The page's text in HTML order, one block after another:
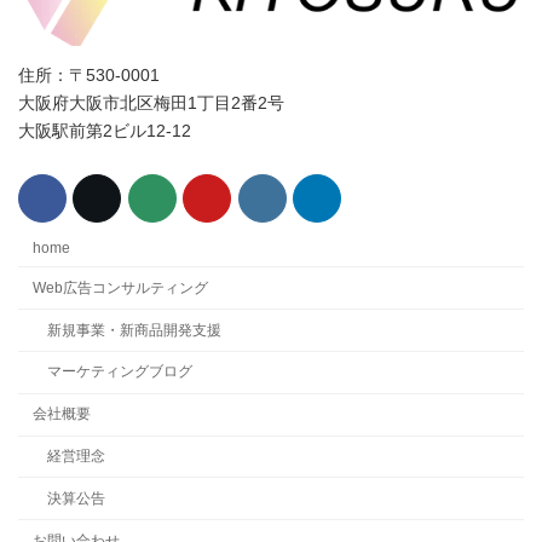
住所：〒530-0001
大阪府大阪市北区梅田1丁目2番2号
大阪駅前第2ビル12-12
home
Web広告コンサルティング
新規事業・新商品開発支援
マーケティングブログ
会社概要
経営理念
決算公告